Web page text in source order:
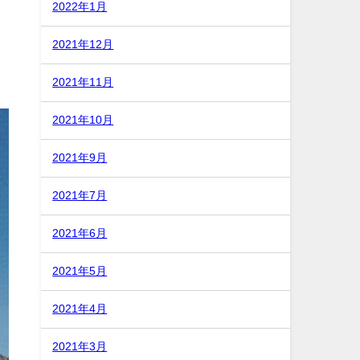
2022年1月
2021年12月
2021年11月
2021年10月
2021年9月
2021年7月
2021年6月
2021年5月
2021年4月
2021年3月